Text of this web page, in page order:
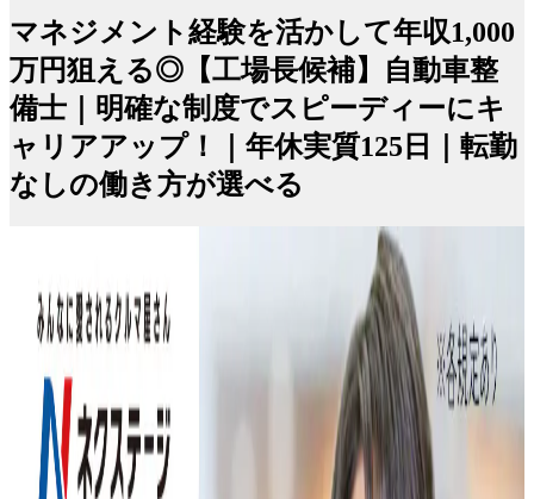
マネジメント経験を活かして年収1,000
万円狙える◎【工場長候補】自動車整
備士｜明確な制度でスピーディーにキ
ャリアアップ！｜年休実質125日｜転勤
なしの働き方が選べる